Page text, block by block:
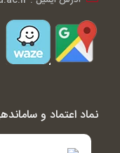
نماد اعتماد و